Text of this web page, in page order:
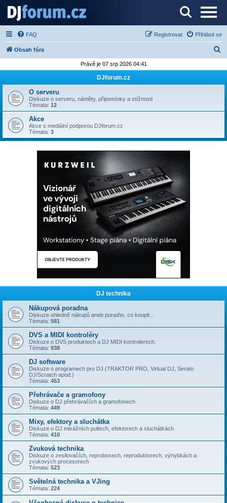
Server o DJ technice a DJingu
FAQ Přihlásit se
Registrovat
Obsah fóra
d
t
Právě je 07 srp 2026 04:41
DJforum.cz
O serveru
Diskuze o serveru, náměty, připomínky a stížnosti
Témata: 12
Akce
Akce s mediální podporou DJforum.cz
Témata: 3
DJ technika
Nákupová poradna
Diskuze ohledně nákupů aneb poraďte, co koupit...
Témata: 581
DVS a MIDI kontroléry
Diskuze o DVS produktech a DJ MIDI kontrolerech.
Témata: 938
DJ software
Diskuze o programech pro DJ (TRAKTOR PRO, Virtual DJ, Serato
DJ/Scratch apod.)
Témata: 453
Přehrávače a gramofony
Diskuze o DJ přehrávačích a gramofonech
Témata: 449
Mixy, efektory a sluchátka
Diskuze o DJ mixážních pultech, efektorech a sluchátkách
Témata: 410
Zvuková technika
Diskuze o zesilovačích, reproboxech, reproduktorech, výhybkách a
zvukových procesorech
Témata: 523
Světelná technika a VJing
Témata: 224